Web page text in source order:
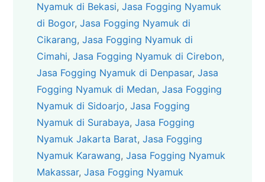
Nyamuk di Bekasi, Jasa Fogging Nyamuk
di Bogor, Jasa Fogging Nyamuk di
Cikarang, Jasa Fogging Nyamuk di
Cimahi, Jasa Fogging Nyamuk di Cirebon
Jasa Fogging Nyamuk di Denpasar, Jasa
Fogging Nyamuk di Medan, Jasa Fogging
Nyamuk di Sidoarjo, Jasa Fogging
Nyamuk di Surabaya, Jasa Fogging
Nyamuk Jakarta Barat, Jasa Fogging
Nyamuk Karawang, Jasa Fogging Nyamuk
Makassar, Jasa Fogging Nyamuk